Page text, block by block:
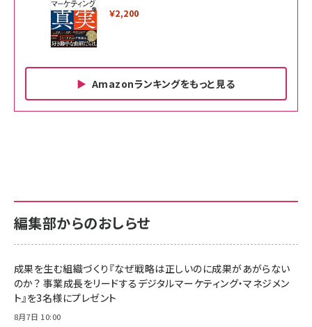
￥2,200
Amazonランキングをもっと見る
￥880
anan(アンアン)2026/06/24号 No.2500増刊
スペシャルエディション[王道エンタメの矜持／
￥1,100
anan(アンアン)2026/07/08号 No.2502[2026
サポート正規品 メーカー保証5年 KLMEA128G
NIMASO ガラスフィルム iPhone 17 用 保護フィ
すい ガイド枠付き いPhone17 (6.3インチ) 対応
2枚セット DSP25F1698
￥1,599
サポート正規品 メーカー保証5年 KLMEA128G
Amazon eギフトカード - Amazonロゴ - クラ
￥5,000
Anker PowerLine III Flow USB-C & USB-C
編集部からのおしらせ
成果を生む組織づくり『なぜ戦略は正しいのに成果があがらない
のか？ 事業成長をリードするデジタルマーケティング・マネジメン
ト』を3名様にプレゼント
8月7日 10:00